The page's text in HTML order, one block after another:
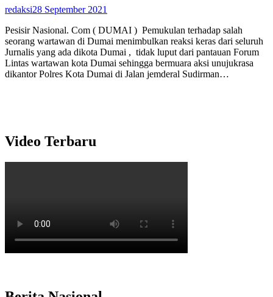
redaksi28 September 2021
Pesisir Nasional. Com ( DUMAI ) Pemukulan terhadap salah
seorang wartawan di Dumai menimbulkan reaksi keras dari seluruh
Jurnalis yang ada dikota Dumai , tidak luput dari pantauan Forum
Lintas wartawan kota Dumai sehingga bermuara aksi unujukrasa
dikantor Polres Kota Dumai di Jalan jemderal Sudirman…
Video Terbaru